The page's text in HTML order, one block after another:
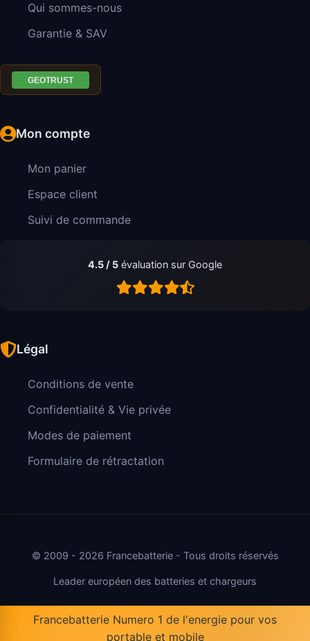
Qui sommes-nous
Garantie & SAV
Mon compte
Mon panier
Espace client
Suivi de commande
4.5 / 5 évaluation sur Google
Légal
Conditions de vente
Confidentialité & Vie privée
Modes de paiement
Formulaire de rétractation
© 2009 - 2026 Francebatterie - Tous droits réservés
Leader européen des batteries et chargeurs
Francebatterie Numero 1 de l'energie pour vos
portable et mobile